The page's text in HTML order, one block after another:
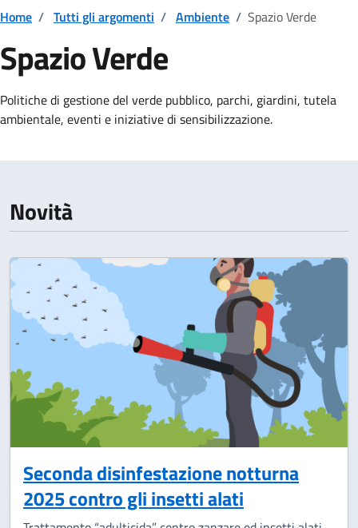
Home / Tutti gli argomenti / Ambiente / Spazio Verde
Spazio Verde
Dettagli della notizia
Politiche di gestione del verde pubblico, parchi, giardini, tutela
ambientale, eventi e iniziative di sensibilizzazione.
Novità
Seconda disinfestazione notturna
2025 contro gli insetti alati